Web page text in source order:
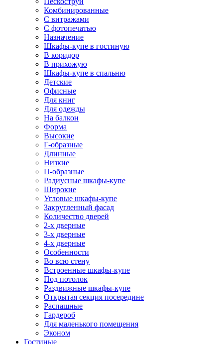
Комбинированные
С витражами
С фотопечатью
Назначение
Шкафы-купе в гостиную
В коридор
В прихожую
Шкафы-купе в спальню
Детские
Офисные
Для книг
Для одежды
На балкон
Форма
Высокие
Г-образные
Длинные
Низкие
П-образные
Радиусные шкафы-купе
Широкие
Угловые шкафы-купе
Закругленный фасад
Количество дверей
2-х дверные
3-х дверные
4-х дверные
Особенности
Во всю стену
Встроенные шкафы-купе
Под потолок
Раздвижные шкафы-купе
Открытая секция посередине
Распашные
Гардероб
Для маленького помещения
Эконом
Гостиные